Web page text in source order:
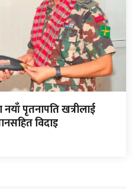
नयाँ पृतनापति खत्रीलाई
विदाइ